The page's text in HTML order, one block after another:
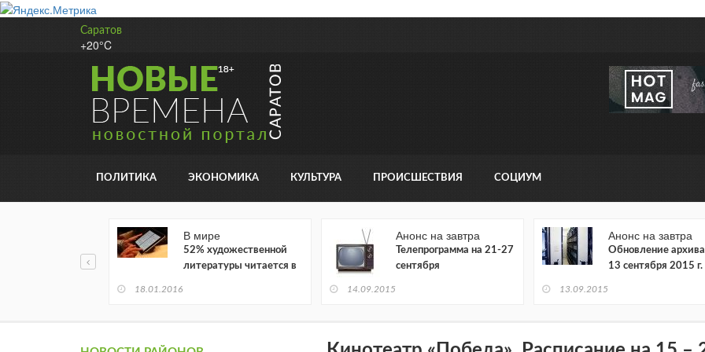
Саратов
+20°C
ПОЛИТИКА ЭКОНОМИКА КУЛЬТУРА ПРОИСШЕСТВИЯ СОЦИУМ
В мире
52% художественной
литературы читается в
18.01.2016
Анонс на завтра
Телепрограмма на 21-27
сентября
14.09.2015
Анонс на завтра
Обновление архива
13 сентября 2015 г.
13.09.2015